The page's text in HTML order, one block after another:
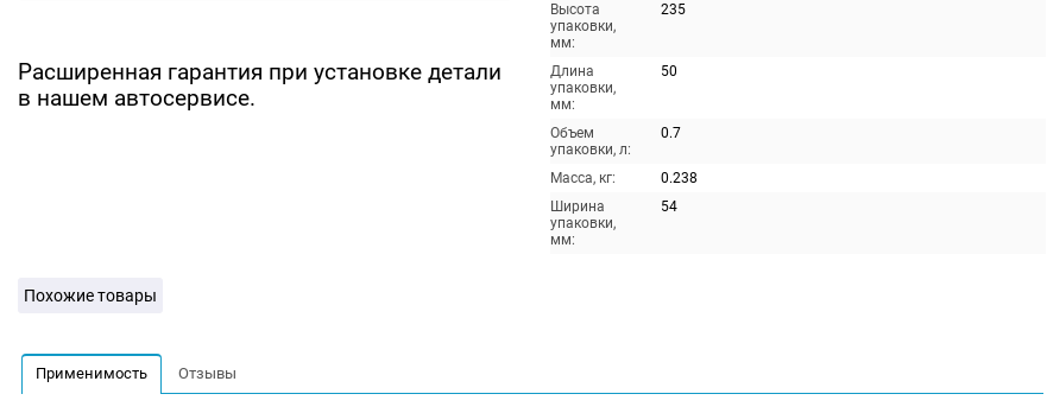
Расширенная гарантия при установке детали
в нашем автосервисе.
Высота
упаковки,
мм:
235
Длина
упаковки,
мм:
50
Объем
упаковки, л:
0.7
Масса, кг:
0.238
Ширина
упаковки,
мм:
54
Похожие товары
Применимость Отзывы